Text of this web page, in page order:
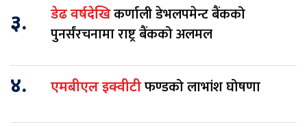
३. डेढ वर्षदेखिकर्णाली डेभलपमेन्ट बैंकको
पुनर्संरचनामा राष्ट्र बैंकको अलमल
४. एमबीएल इक्वीटीफण्डको लाभांश घोषणा